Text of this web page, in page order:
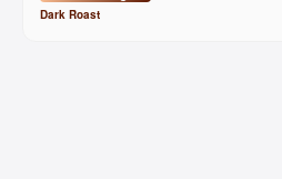
Dark Roast